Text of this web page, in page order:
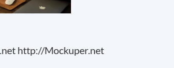
http://Mockuper.net